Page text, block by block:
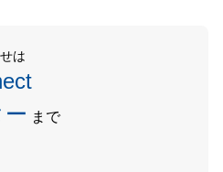
は
まで